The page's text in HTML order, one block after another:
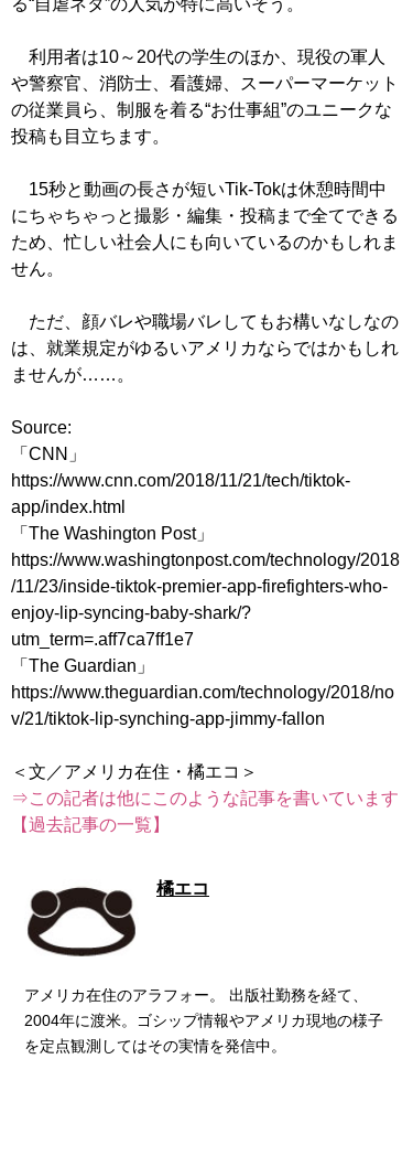
利用者は10～20代の学生のほか、現役の軍人
や警察官、消防士、看護婦、スーパーマーケット
の従業員ら、制服を着る“お仕事組”のユニークな
投稿も目立ちます。
15秒と動画の長さが短いTik-Tokは休憩時間中
にちゃちゃっと撮影・編集・投稿まで全てできる
ため、忙しい社会人にも向いているのかもしれま
せん。
ただ、顔バレや職場バレしてもお構いなしなの
は、就業規定がゆるいアメリカならではかもしれ
ませんが……。
Source:
「CNN」
https://www.cnn.com/2018/11/21/tech/tiktok-
app/index.html
「The Washington Post」
https://www.washingtonpost.com/technology/2018
/11/23/inside-tiktok-premier-app-firefighters-who-
enjoy-lip-syncing-baby-shark/?
utm_term=.aff7ca7ff1e7
「The Guardian」
https://www.theguardian.com/technology/2018/no
v/21/tiktok-lip-synching-app-jimmy-fallon
⇒この記者は他にこのような記事を書いています
【過去記事の一覧】
橘エコ
アメリカ在住のアラフォー。 出版社勤務を経て、
2004年に渡米。ゴシップ情報やアメリカ現地の様子
を定点観測してはその実情を発信中。